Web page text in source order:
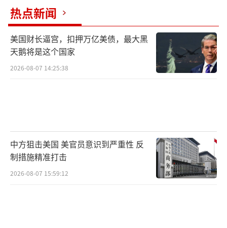
热点新闻
美国财长逼宫，扣押万亿美债，最大黑
天鹅将是这个国家
2026-08-07 14:25:38
中方狙击美国 美官员意识到严重性 反
制措施精准打击
2026-08-07 15:59:12